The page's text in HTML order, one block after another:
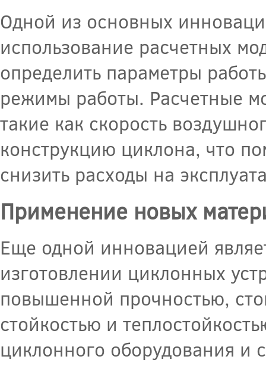
Одной из основных
использование расчетных
определить параметры
режимы работы. Расчетные
такие как скорость
конструкцию циклона, что
снизить расходы на
Применение новых
Еще одной инновацией
изготовлении циклонных
повышенной прочностью,
стойкостью и
циклонного оборудования и